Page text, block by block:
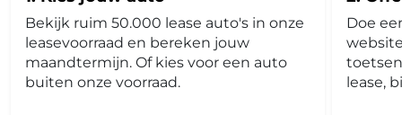
Bekijk ruim 50.000 lease auto's in onze
leasevoorraad en bereken jouw
maandtermijn. Of kies voor een auto
buiten onze voorraad.
Doe
lease,